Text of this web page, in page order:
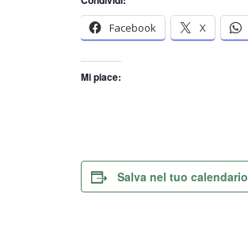
Facebook
X
Mi piace:
Salva nel tuo calendario